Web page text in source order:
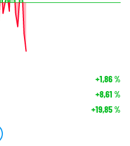
+1,86%
+8,61 %
+19,85%